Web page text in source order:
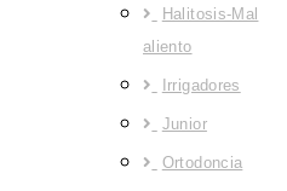
Halitosis-Mal
aliento
Irrigadores
Junior
Ortodoncia